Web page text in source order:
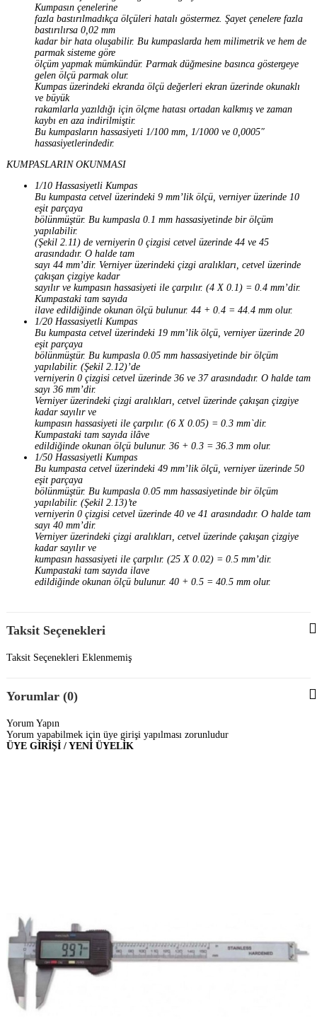
Kumpasın çenelerine
fazla bastırılmadıkça ölçüleri hatalı göstermez. Şayet çenelere fazla
bastırılırsa 0,02 mm
kadar bir hata oluşabilir. Bu kumpaslarda hem milimetrik ve hem de
parmak sisteme göre
ölçüm yapmak mümkündür. Parmak düğmesine basınca göstergeye
gelen ölçü parmak olur.
Kumpas üzerindeki ekranda ölçü değerleri ekran üzerinde okunaklı
ve büyük
rakamlarla yazıldığı için ölçme hatası ortadan kalkmış ve zaman
kaybı en aza indirilmiştir.
Bu kumpasların hassasiyeti 1/100 mm, 1/1000 ve 0,0005″
hassasiyetlerindedir.
KUMPASLARIN OKUNMASI
1/10 Hassasiyetli Kumpas
Bu kumpasta cetvel üzerindeki 9 mm’lik ölçü, verniyer üzerinde 10
eşit parçaya
bölünmüştür. Bu kumpasla 0.1 mm hassasiyetinde bir ölçüm
yapılabilir.
(Şekil 2.11) de verniyerin 0 çizgisi cetvel üzerinde 44 ve 45
arasındadır. O halde tam
sayı 44 mm’dir. Verniyer üzerindeki çizgi aralıkları, cetvel üzerinde
çakışan çizgiye kadar
sayılır ve kumpasın hassasiyeti ile çarpılır. (4 X 0.1) = 0.4 mm’dir.
Kumpastaki tam sayıda
ilave edildiğinde okunan ölçü bulunur. 44 + 0.4 = 44.4 mm olur.
1/20 Hassasiyetli Kumpas
Bu kumpasta cetvel üzerindeki 19 mm’lik ölçü, verniyer üzerinde 20
eşit parçaya
bölünmüştür. Bu kumpasla 0.05 mm hassasiyetinde bir ölçüm
yapılabilir. (Şekil 2.12)’de
verniyerin 0 çizgisi cetvel üzerinde 36 ve 37 arasındadır. O halde tam
sayı 36 mm’dir.
Verniyer üzerindeki çizgi aralıkları, cetvel üzerinde çakışan çizgiye
kadar sayılır ve
kumpasın hassasiyeti ile çarpılır. (6 X 0.05) = 0.3 mm`dir.
Kumpastaki tam sayıda ilâve
edildiğinde okunan ölçü bulunur. 36 + 0.3 = 36.3 mm olur.
1/50 Hassasiyetli Kumpas
Bu kumpasta cetvel üzerindeki 49 mm’lik ölçü, verniyer üzerinde 50
eşit parçaya
bölünmüştür. Bu kumpasla 0.05 mm hassasiyetinde bir ölçüm
yapılabilir. (Şekil 2.13)’te
verniyerin 0 çizgisi cetvel üzerinde 40 ve 41 arasındadır. O halde tam
sayı 40 mm’dir.
Verniyer üzerindeki çizgi aralıkları, cetvel üzerinde çakışan çizgiye
kadar sayılır ve
kumpasın hassasiyeti ile çarpılır. (25 X 0.02) = 0.5 mm’dir.
Kumpastaki tam sayıda ilave
edildiğinde okunan ölçü bulunur. 40 + 0.5 = 40.5 mm olur.
Taksit Seçenekleri
Taksit Seçenekleri Eklenmemiş
Yorumlar (0)
Yorum Yapın
Yorum yapabilmek için üye girişi yapılması zorunludur
ÜYE GİRİŞİ / YENİ ÜYELİK